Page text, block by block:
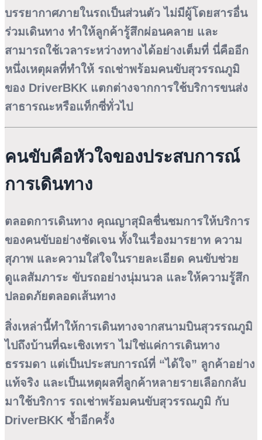
บรรยากาศภายในรถเป็นส่วนตัว ไม่มีผู้โดยสารอื่น
ร่วมเดินทาง ทำให้ลูกค้ารู้สึกผ่อนคลาย และ
สามารถใช้เวลาระหว่างทางได้อย่างเต็มที่ นี่คืออีก
หนึ่งเหตุผลที่ทำให้ รถเช่าพร้อมคนขับสุวรรณภูมิ
ของ DriverBKK แตกต่างจากการใช้บริการขนส่ง
สาธารณะหรือแท็กซี่ทั่วไป
คนขับคือหัวใจของประสบการณ์
การเดินทาง
ตลอดการเดินทาง คุณญาสุมิลชื่นชมการให้บริการ
ของคนขับอย่างชัดเจน ทั้งในเรื่องมารยาท ความ
สุภาพ และความใส่ใจในรายละเอียด คนขับช่วย
ดูแลสัมภาระ ขับรถอย่างนุ่มนวล และให้ความรู้สึก
ปลอดภัยตลอดเส้นทาง
สิ่งเหล่านี้ทำให้การเดินทางจากสนามบินสุวรรณภูมิ
ไปถึงบ้านที่ฉะเชิงเทรา ไม่ใช่แค่การเดินทาง
ธรรมดา แต่เป็นประสบการณ์ที่ “ได้ใจ” ลูกค้าอย่าง
แท้จริง และเป็นเหตุผลที่ลูกค้าหลายรายเลือกกลับ
มาใช้บริการ รถเช่าพร้อมคนขับสุวรรณภูมิ กับ
DriverBKK ซ้ำอีกครั้ง